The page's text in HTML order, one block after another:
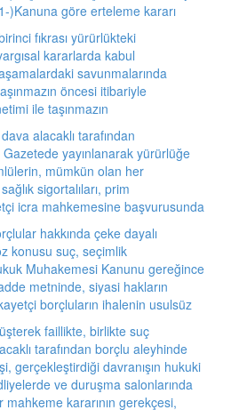
)Kanuna göre erteleme kararı
fıkrası yürürlükteki
kararlarda kabul
savunmalarında
öncesi itibariyle
ile taşınmazın
alacaklı tarafından
yayınlanarak yürürlüğe
mümkün olan her
sigortalıları, prim
icra mahkemesine başvurusunda
hakkında çeke dayalı
konusu suç, seçimlik
Muhakemesi Kanunu gereğince
metninde, siyasi hakların
borçluların ihalenin usulsüz
faillikte, birlikte suç
tarafından borçlu aleyhinde
gerçekleştirdiği davranışın hukuki
ve duruşma salonlarında
mahkeme kararının gerekçesi,